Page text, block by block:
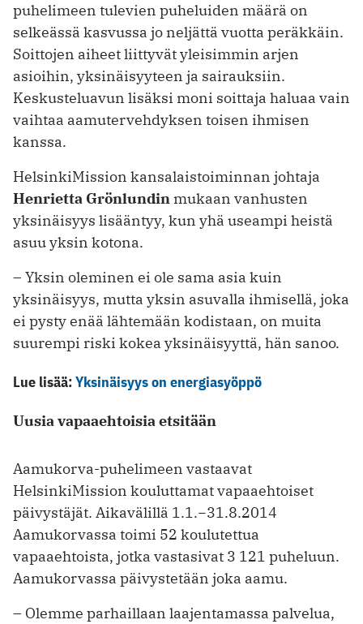
puhelimeen tulevien puheluiden määrä on
selkeässä kasvussa jo neljättä vuotta peräkkäin.
Soittojen aiheet liittyvät yleisimmin arjen
asioihin, yksinäisyyteen ja sairauksiin.
Keskusteluavun lisäksi moni soittaja haluaa vain
vaihtaa aamutervehdyksen toisen ihmisen
kanssa.
HelsinkiMission kansalaistoiminnan johtaja
Henrietta Grönlundin mukaan vanhusten
yksinäisyys lisääntyy, kun yhä useampi heistä
asuu yksin kotona.
– Yksin oleminen ei ole sama asia kuin
yksinäisyys, mutta yksin asuvalla ihmisellä, joka
ei pysty enää lähtemään kodistaan, on muita
suurempi riski kokea yksinäisyyttä, hän sanoo.
Lue lisää:Yksinäisyys on energiasyöppö
Uusia vapaaehtoisia etsitään
Aamukorva-puhelimeen vastaavat
HelsinkiMission kouluttamat vapaaehtoiset
päivystäjät. Aikavälillä 1.1.−31.8.2014
Aamukorvassa toimi 52 koulutettua
vapaaehtoista, jotka vastasivat 3 121 puheluun.
Aamukorvassa päivystetään joka aamu.
– Olemme parhaillaan laajentamassa palvelua,